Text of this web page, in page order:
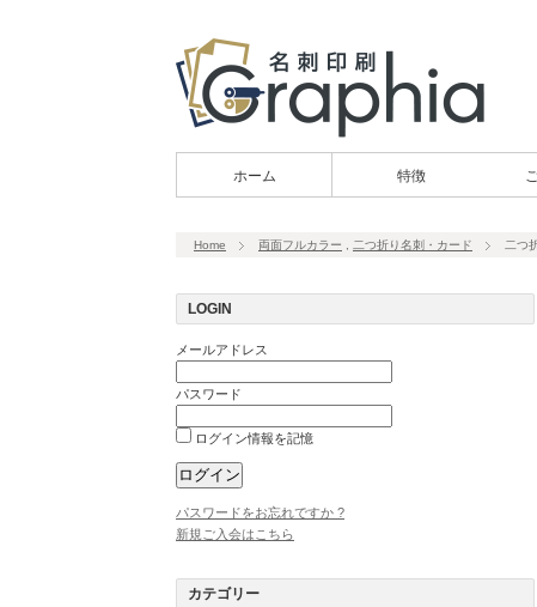
ホーム 特徴
Home 両面フルカラー 二つ折り名刺・カード 二つ
LOGIN
メールアドレス
パスワード
ログイン情報を記憶
パスワードをお忘れですか ?
新規ご入会はこちら
カテゴリー